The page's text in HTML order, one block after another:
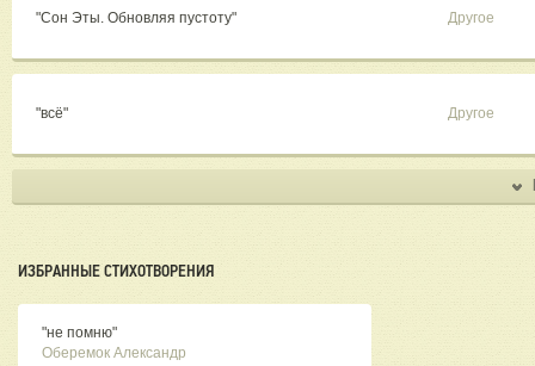
"Сон Эты. Обновляя пустоту" Другое
"всё" Другое
ИЗБРАННЫЕ СТИХОТВОРЕНИЯ
"не помню"
Оберемок Александр